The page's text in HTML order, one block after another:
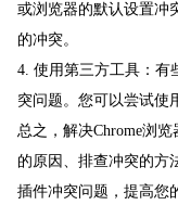
或浏览器的默认设置冲
的冲突。
4. 使用第三方工具：有
突问题。您可以尝试使
总之，解决Chrome浏
的原因、排查冲突的方
插件冲突问题，提高您